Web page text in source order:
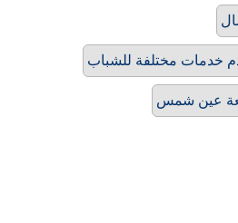
خدمات مختلفة للشباب
عين شمس